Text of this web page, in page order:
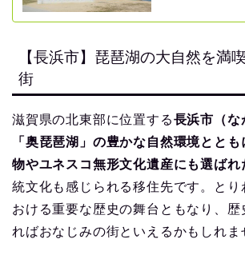
【長浜市】琵琶湖の大自然を満
街
滋賀県の北東部に位置する長浜市（な
「奥琵琶湖」の豊かな自然環境とと
物やユネスコ無形文化遺産にも選ばれ
統文化も感じられる移住先です。とり
おける重要な歴史の舞台ともなり、歴
ればおなじみの街といえるかもしれま